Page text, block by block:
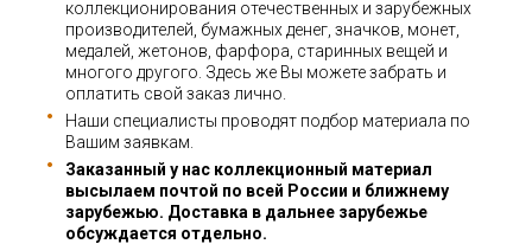
коллекционирования отечественных и зарубежных
производителей, бумажных денег, значков, монет,
медалей, жетонов, фарфора, старинных вещей и
многого другого. Здесь же Вы можете забрать и
оплатить свой заказ лично.
Наши специалисты проводят подбор материала по
Вашим заявкам.
Заказанный у нас коллекционный материал
высылаем почтой по всей России и ближнему
зарубежью. Доставка в дальнее зарубежье
обсуждается отдельно.